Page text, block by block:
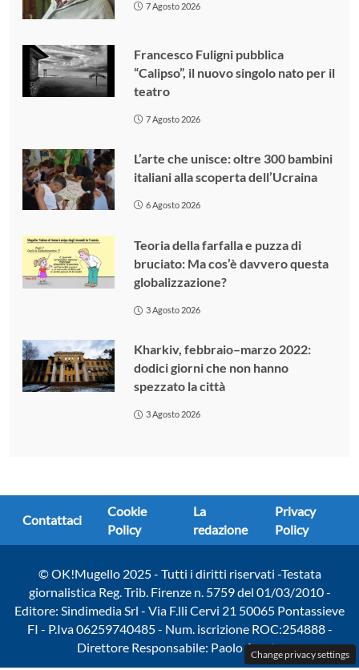
7 Agosto 2026
Francesco Fuligni pubblica
“Calipso”, il nuovo singolo nato per il
teatro
7 Agosto 2026
L’arte che unisce: oltre 300 bambini
italiani alla scoperta dell’Ucraina
6 Agosto 2026
Teoria della farfalla e puzza di
bruciato: Ma cos’è davvero questa
globalizzazione?
3 Agosto 2026
Kharkiv, febbraio–marzo 2022:
dodici giorni che non hanno
spezzato la città
3 Agosto 2026
Contattaci
Cookie
Policy
La
redazione
Privacy
Policy
© OK!Mugello 2025 - Tutti i diritti riservati -Testata
giornalistica Reg. Trib. Firenze n. 5759 del 01/03/2010 -
Editore: Sindimedia Srl - Via F.lli Cervi 21 50065 Pontassieve
FI - P.Iva 06259740485 - Num. iscrizione ROC:254888 -
Direttore Responsabile: Paolo AmatoChange privacy settings